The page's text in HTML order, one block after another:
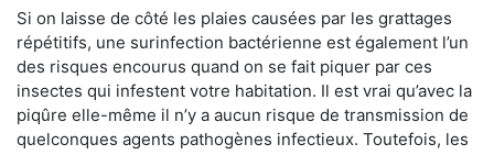
Si on laisse de côté les plaies causées par les grattages
répétitifs, une surinfection bactérienne est également l’un
des risques encourus quand on se fait piquer par ces
insectes qui infestent votre habitation. Il est vrai qu’avec la
piqûre elle-même il n’y a aucun risque de transmission de
quelconques agents pathogènes infectieux. Toutefois, les